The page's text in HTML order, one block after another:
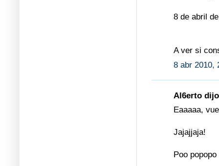
8 de abril
A ver si
8 abr 2010,
Al6erto
Eaaaaa,
Jajajjaja!
Poo